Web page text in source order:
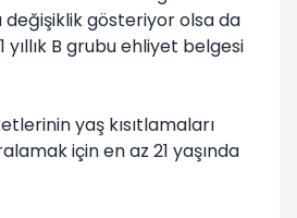
gösteriyor olsa da
yıllık B grubu ehliyet belgesi
yaş kısıtlamaları
için en az 21 yaşında